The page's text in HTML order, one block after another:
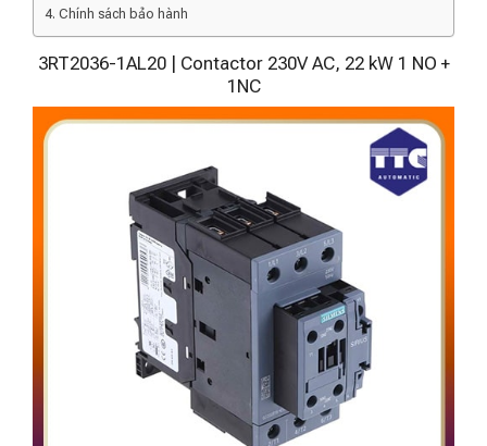
Chính sách bảo hành
3RT2036-1AL20 | Contactor 230V AC, 22 kW 1 NO +
1NC